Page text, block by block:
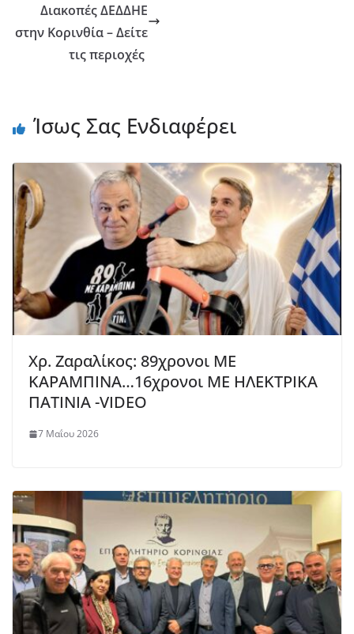
Διακοπές ΔΕΔΔΗΕ
στην Κορινθία – Δείτε
τις περιοχές
Ίσως Σας Ενδιαφέρει
Χρ. Ζαραλίκος: 89χρονοι ΜΕ
ΚΑΡΑΜΠΙΝΑ…16χρονοι ΜΕ ΗΛΕΚΤΡΙΚΑ
ΠΑΤΙΝΙΑ -VIDEO
7 Μαΐου 2026